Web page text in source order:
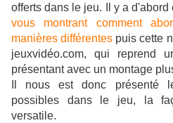
offerts dans le jeu. Il y a d'abord
vous montrant comment
manières différentes puis cette
jeuxvidéo.com, qui reprend
présentant avec un montage
Il nous est donc présenté
possibles dans le jeu, la
versatile.